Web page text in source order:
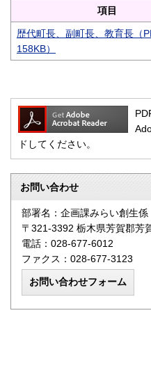
項目
歴代町長、副町長、教育長（
158KB）
ドしてください。
お問い合わせ
部署名：企画課みらい創生係
〒321-3392 栃木県芳賀郡芳
電話：028-677-6012
ファクス：028-677-3123